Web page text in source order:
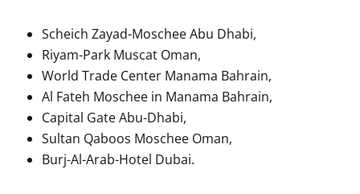
Scheich Zayad-Moschee Abu Dhabi,
Riyam-Park Muscat Oman,
World Trade Center Manama Bahrain,
Al Fateh Moschee in Manama Bahrain,
Capital Gate Abu-Dhabi,
Sultan Qaboos Moschee Oman,
Burj-Al-Arab-Hotel Dubai.